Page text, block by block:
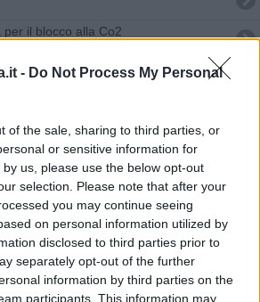
- Do Not Process My Personal
of the sale, sharing to third parties, or
or sensitive information for
us, please use the below opt-out
selection. Please note that after your
you may continue seeing
on personal information utilized by
disclosed to third parties prior to
separately opt-out of the further
information by third parties on the
participants. This information may
per il blocco alla Co2
Brunori a Staggia
di cori nella Collegiata
alla Festa de L'Unità
e bibliotecario per un giorno”
di Musica, nuovi corsi